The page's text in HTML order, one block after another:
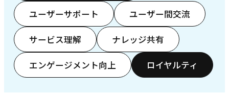
ユーザーサポート ユーザー間交流
サービス理解 ナレッジ共有
エンゲージメント向上 ロイヤルティ